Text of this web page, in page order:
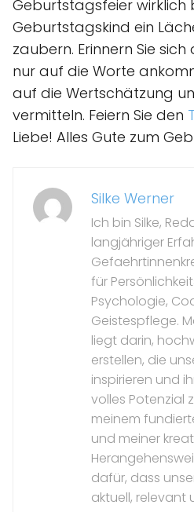
Geburtstagsfeier wirklich
Geburtstagskind ein
zaubern. Erinnern Sie
nur auf die Worte
auf die Wertschätzung
vermitteln. Feiern Sie den
Liebe! Alles Gute zum
Silke Werner
Ich bin Silke,
langjähriger
für
Psychologie,
Geistespflege.
liegt darin,
erstellen, die
inspirieren und
volles Potenzial
meinem
und meiner
dafür, dass
aktuell, relevant